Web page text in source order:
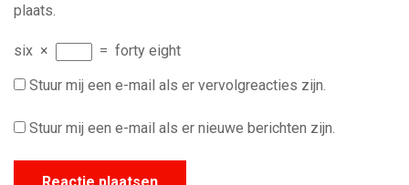
plaats.
six × = forty eight
Stuur mij een e-mail als er vervolgreacties zijn.
Stuur mij een e-mail als er nieuwe berichten zijn.